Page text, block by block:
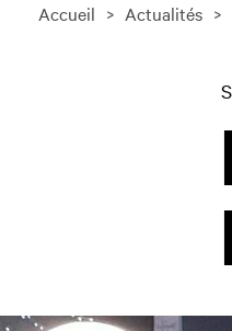
Accueil Actualités